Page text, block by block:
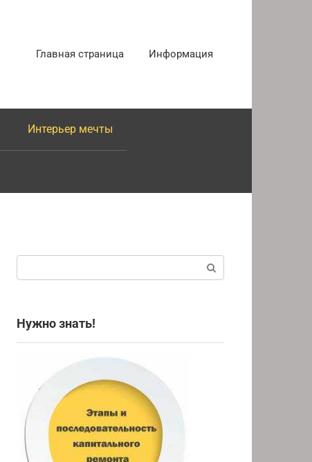
Главная страница Информация
Интерьер мечты
Нужно знать!